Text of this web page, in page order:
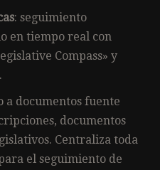
: seguimiento
en tiempo real con
Compass» y
a documentos fuente
documentos
Centraliza toda
el seguimiento de